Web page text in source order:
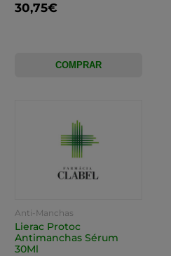
30,75€
COMPRAR
Anti-Manchas
Lierac Protoc
Antimanchas Sérum
30Ml